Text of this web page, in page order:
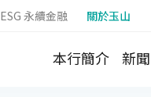
ESG 永續金融 關於玉山
本行簡介 新